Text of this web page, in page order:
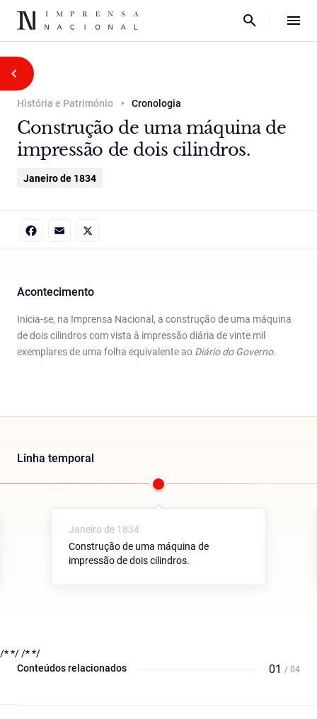
História e Património Cronologia
Construção de uma máquina de
impressão de dois cilindros.
Janeiro de 1834
Acontecimento
Inicia-se, na Imprensa Nacional, a construção de uma máquina
de dois cilindros com vista à impressão diária de vinte mil
exemplares de uma folha equivalente ao Diário do Governo.
Linha temporal
Janeiro de 1834
Construção de uma máquina de
impressão de dois cilindros.
/* *//* */
Conteúdos relacionados
01 / 04